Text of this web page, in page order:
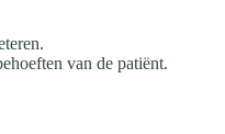
van de patiënt.